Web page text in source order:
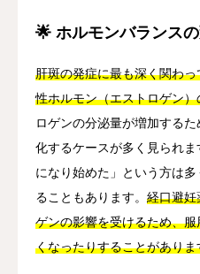
🌟 ホルモンバランス
肝斑の発症に最も深く関わ
性ホルモン（エストロゲン
ロゲンの分泌量が増加する
化するケースが多く見られ
になり始めた」という方は
ることもあります。 経口避妊
ゲンの影響を受けるため、
くなったりすることがありま